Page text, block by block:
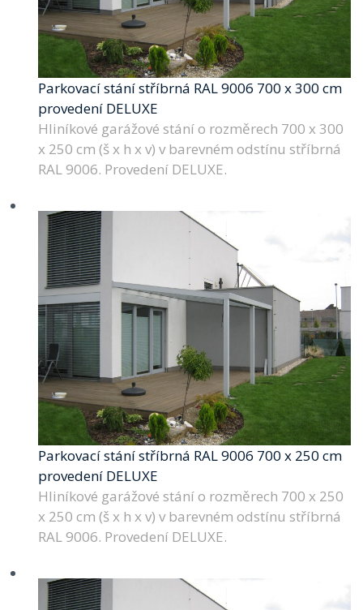
Parkovací stání stříbrná RAL 9006 700 x 300 cm
provedení DELUXE
Hliníkové garážové stání o rozměrech 700 x 300
x 250 cm (š x h x v) v barevném odstínu stříbrná
RAL 9006. Provedení DELUXE.
Parkovací stání stříbrná RAL 9006 700 x 250 cm
provedení DELUXE
Hliníkové garážové stání o rozměrech 700 x 250
x 250 cm (š x h x v) v barevném odstínu stříbrná
RAL 9006. Provedení DELUXE.